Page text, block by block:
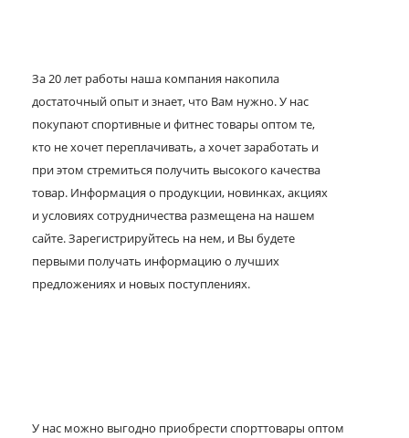
За 20 лет работы наша компания накопила
достаточный опыт и знает, что Вам нужно. У нас
покупают спортивные и фитнес товары оптом те,
кто не хочет переплачивать, а хочет заработать и
при этом стремиться получить высокого качества
товар. Информация о продукции, новинках, акциях
и условиях сотрудничества размещена на нашем
сайте. Зарегистрируйтесь на нем, и Вы будете
первыми получать информацию о лучших
предложениях и новых поступлениях.
У нас можно выгодно приобрести спорттовары оптом